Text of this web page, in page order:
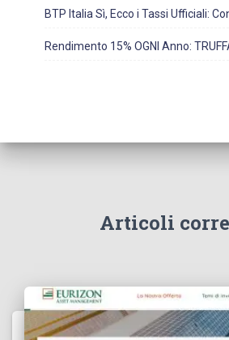
BTP Italia Sì, Ecco i Tassi Ufficiali:
Rendimento 15% OGNI Anno:
Articoli